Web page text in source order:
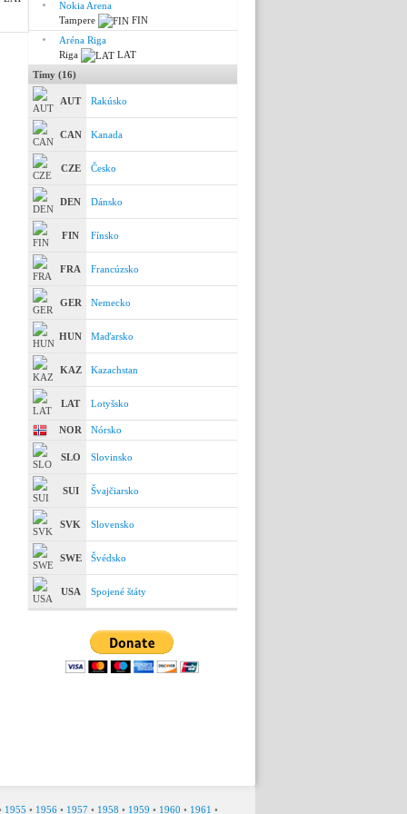
Nokia Arena
Tampere
FIN
Aréna Riga
Riga
LAT
Tímy (16)
AUT Rakúsko
CAN Kanada
CZE Česko
DEN Dánsko
FIN Fínsko
FRA Francúzsko
GER Nemecko
HUN Maďarsko
KAZ Kazachstan
LAT Lotyšsko
NOR Nórsko
SLO Slovinsko
SUI Švajčiarsko
SVK Slovensko
SWE Švédsko
USA Spojené štáty
1955 • 1956 • 1957 • 1958 • 1959 • 1960 • 1961 •